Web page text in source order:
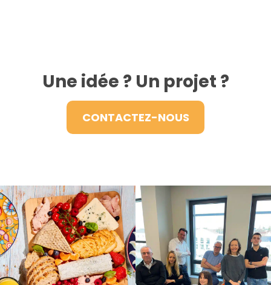
Une idée ? Un projet ?
CONTACTEZ-NOUS